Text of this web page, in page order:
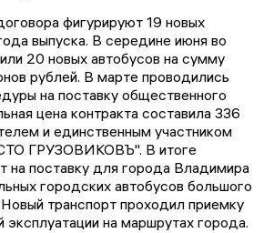
фигурируют 19 новых
выпуска. В середине июня во
20 новых автобусов на сумму
рублей. В марте проводились
на поставку общественного
цена контракта составила 336
и единственным участником
ГРУЗОВИКОВЪ". В итоге
на поставку для города Владимира
городских автобусов большого
транспорт проходил приемку
на маршрутах города.